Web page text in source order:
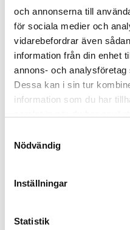
och annonserna till
för sociala medier och
vidarebefordrar även
information från din enhet
annons- och
Dessa kan i sin tur
information som du har
Nödvändig
Inställningar
Statistik
Elodie Details